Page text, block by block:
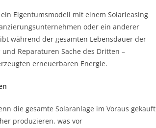
Eigentumsmodell mit einem Solarleasing
oder ein anderer
während der gesamten Lebensdauer der
Reparaturen Sache des Dritten –
erneuerbaren Energie.
die gesamte Solaranlage im Voraus gekauft
produzieren, was vor